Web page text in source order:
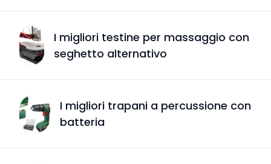
I migliori testine per massaggio con
seghetto alternativo
I migliori trapani a percussione con
batteria